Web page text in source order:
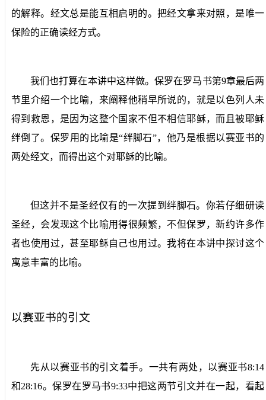
的解释。经文总是能互相启明的。把经文拿来对照，是唯一
保险的正确读经方式。
我们也打算在本讲中这样做。保罗在罗马书第9章最后两
节里介绍一个比喻，来阐释他稍早所说的，就是以色列人未
得到救恩，是因为这整个国家不但不相信耶稣，而且被耶稣
绊倒了。保罗用的比喻是“绊脚石”，他乃是根据以赛亚书的
两处经文，而得出这个对耶稣的比喻。
但这并不是圣经仅有的一次提到绊脚石。你若仔细研读
圣经，会发现这个比喻用得很频繁，不但保罗，新约许多作
者也使用过，甚至耶稣自己也用过。我将在本讲中探讨这个
寓意丰富的比喻。
以赛亚书的引文
先从以赛亚书的引文着手。一共有两处，以赛亚书8:14
和28:16。保罗在罗马书9:33中把这两节引文并在一起，看起